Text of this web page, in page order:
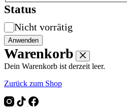
Status
Verfügbarkeit
Nicht vorrätig
Anwenden
Warenkorb
Dein Warenkorb ist derzeit leer.
Zurück zum Shop